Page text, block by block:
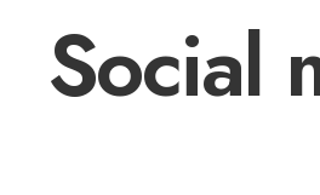
Social